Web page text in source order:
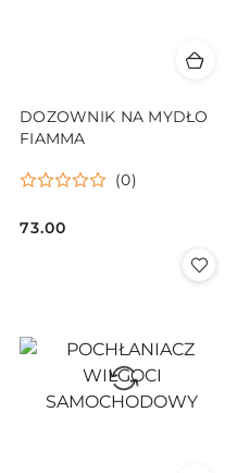
DOZOWNIK NA MYDŁO
FIAMMA
(0)
Cena:
73.00